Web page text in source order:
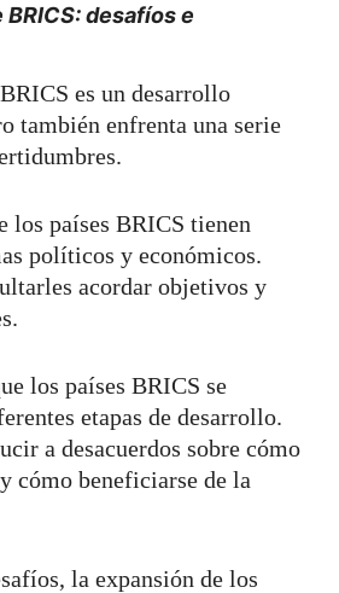
desafíos e
es un desarrollo
también enfrenta una serie
los países BRICS tienen
políticos y económicos.
acordar objetivos y
los países BRICS se
etapas de desarrollo.
a desacuerdos sobre cómo
cómo beneficiarse de la
la expansión de los